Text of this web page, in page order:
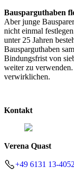
Bausparguthaben
Aber junge
nicht einmal
unter 25 Jahren
Bausparguthaben
Bindungsfrist von
weiter zu
verwirklichen.
Kontakt
Verena Quast
+49 6131 13-4052